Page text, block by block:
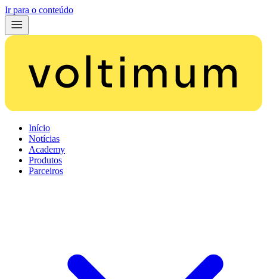
Ir para o conteúdo
Início
Notícias
Academy
Produtos
Parceiros